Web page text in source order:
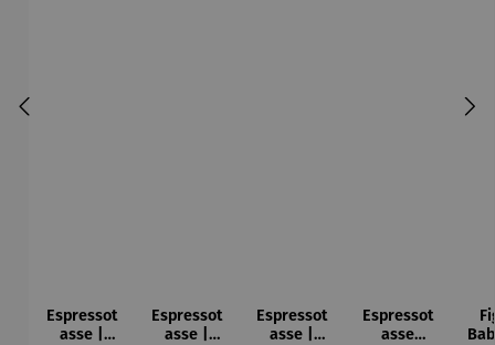
Espressot
asse |
Espressot
asse |
Espressot
asse |
Espressot
asse